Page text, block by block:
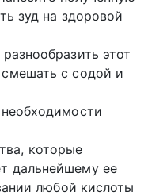
зуд на здоровой
этот
с содой и
которые
дальнейшему ее
любой кислоты